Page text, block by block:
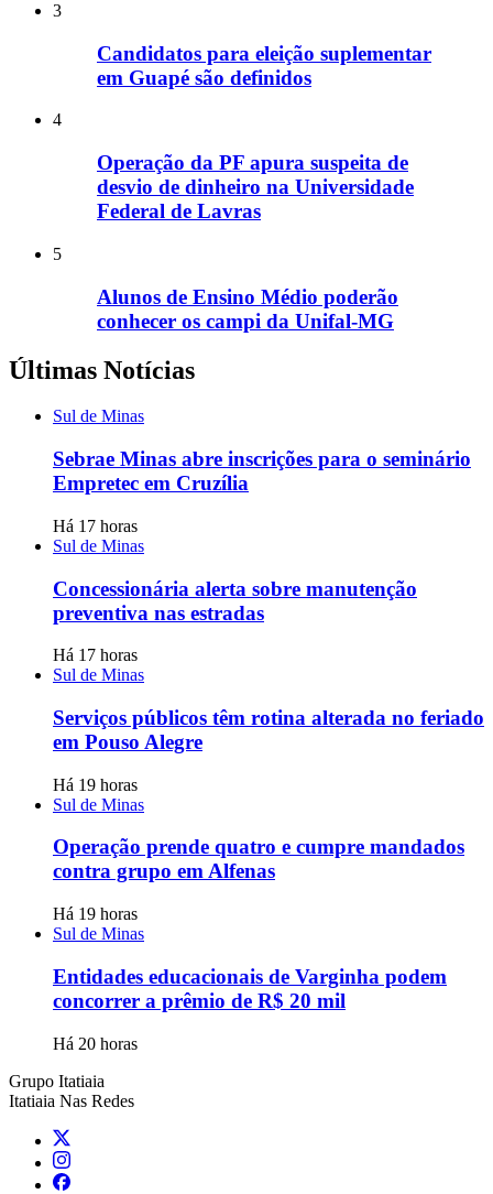
3
Candidatos para eleição suplementar
em Guapé são definidos
4
Operação da PF apura suspeita de
desvio de dinheiro na Universidade
Federal de Lavras
5
Alunos de Ensino Médio poderão
conhecer os campi da Unifal-MG
Últimas Notícias
Sul de Minas
Sebrae Minas abre inscrições para o seminário
Empretec em Cruzília
Há 17 horas
Sul de Minas
Concessionária alerta sobre manutenção
preventiva nas estradas
Há 17 horas
Sul de Minas
Serviços públicos têm rotina alterada no feriado
em Pouso Alegre
Há 19 horas
Sul de Minas
Operação prende quatro e cumpre mandados
contra grupo em Alfenas
Há 19 horas
Sul de Minas
Entidades educacionais de Varginha podem
concorrer a prêmio de R$ 20 mil
Há 20 horas
Grupo Itatiaia
Itatiaia Nas Redes